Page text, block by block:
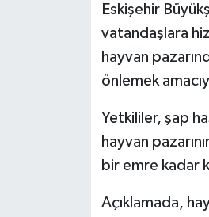
Eskişehir
vatandaşlara
hayvan
önlemek
Yetkililer, şap
hayvan
bir emre kadar
Açıklamada,